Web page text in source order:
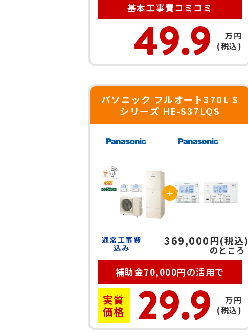
基本工事費コミコミ
49.9
万円
(税込)
パソニック フルオート370L S
シリーズ HE-S37LQS
通常工事費
込み
369,000円(税込)
のところ
補助金70,000円の活用で
実質
価格
29.9
万円
(税込)